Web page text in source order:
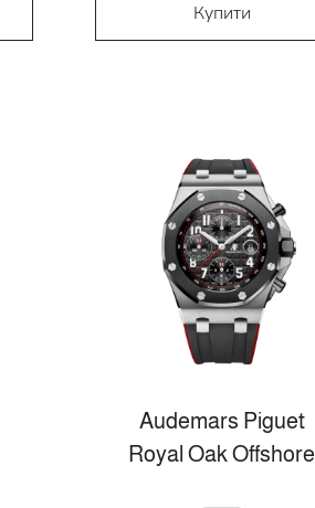
Купити
Audemars Piguet
Royal Oak Offshore